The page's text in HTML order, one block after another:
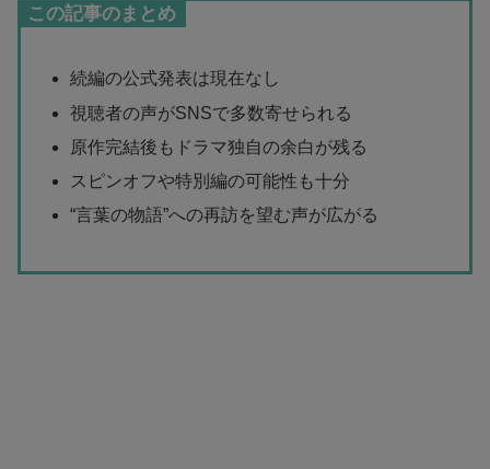
この記事のまとめ
続編の公式発表は現在なし
視聴者の声がSNSで多数寄せられる
原作完結後もドラマ独自の余白が残る
スピンオフや特別編の可能性も十分
“言葉の物語”への再訪を望む声が広がる